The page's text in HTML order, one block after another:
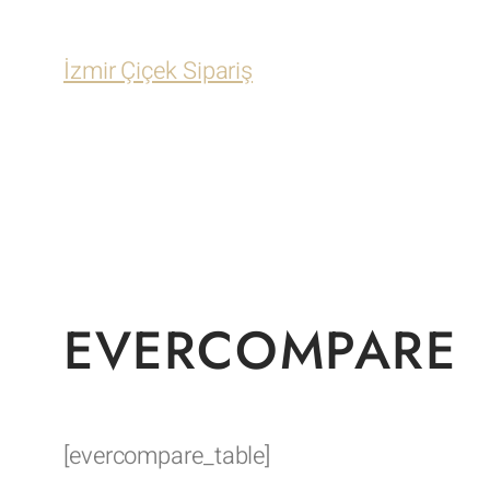
İzmir Çiçek Sipariş
EVERCOMPARE
[evercompare_table]